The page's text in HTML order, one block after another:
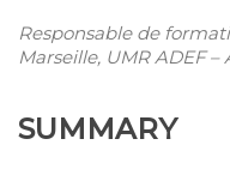
Responsable de
Marseille, UMR ADEF
SUMMARY